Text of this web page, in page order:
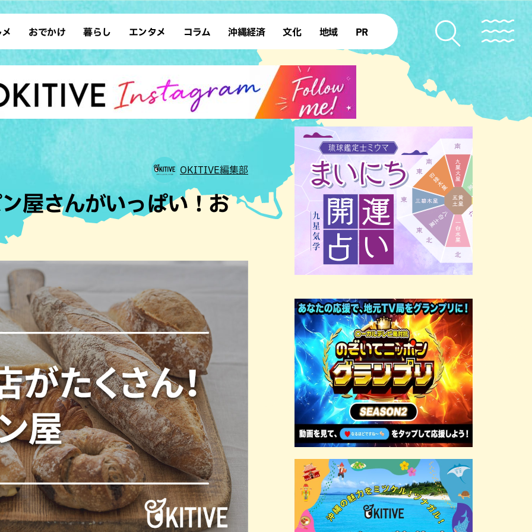
ン 沖縄そば
ウト カフェ
和食・日本料理
アジア・エスニック
・焼肉 焼鳥・串料理
肉料理 居酒屋・バー
イキング
ガー タコス・タコライス
おでかけ
デート ドライブ
散歩 ソロ活
レジャー アート
ホテル
サウナ 公園
暮らし
レシピ SDGs
ファッション ローカルニュース
沖縄移住 沖縄旧暦行事
エンタメ
スポーツ 占い
タレント・芸人 テレビ
コラム 沖縄経済 文化
復帰50年
地域
本島北部 本島中部
本島南部 先島諸島
北部離島
PR
OKITIVE編集部
屋さんがいっぱい！お